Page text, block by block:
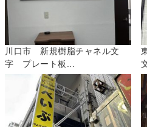
川口市 新規樹脂チャネル文
字 プレート板...